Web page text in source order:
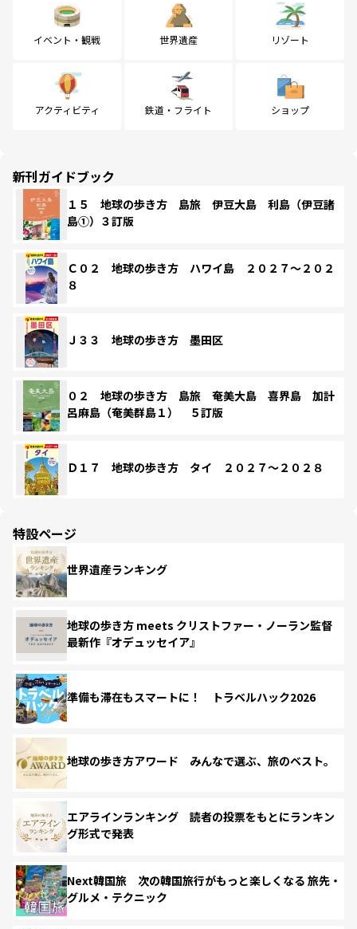
イベント・観戦 世界遺産 リゾート
アクティビティ 鉄道・フライト ショップ
新刊ガイドブック
１５ 地球の歩き方 島旅 伊豆大島 利島（伊豆諸
島①）３訂版
Ｃ０２ 地球の歩き方 ハワイ島 ２０２７～２０２
８
Ｊ３３ 地球の歩き方 墨田区
０２ 地球の歩き方 島旅 奄美大島 喜界島 加計
呂麻島（奄美群島１） ５訂版
Ｄ１７ 地球の歩き方 タイ ２０２７～２０２８
特設ページ
世界遺産ランキング
地球の歩き方 meets クリストファー・ノーラン監督
最新作『オデュッセイア』
準備も滞在もスマートに！ トラベルハック2026
地球の歩き方アワード みんなで選ぶ、旅のベスト。
エアラインランキング 読者の投票をもとにランキン
グ形式で発表
Next韓国旅 次の韓国旅行がもっと楽しくなる 旅先・
グルメ・テクニック